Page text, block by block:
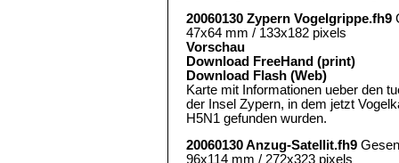
20060130 Zypern Vogelgrippe.fh9
47x64 mm / 133x182 pixels
Vorschau
Download FreeHand (print)
Download Flash (Web)
Karte mit Informationen ueber den
der Insel Zypern, in dem jetzt
H5N1 gefunden wurden.
20060130 Anzug-Satellit.fh9
96x114 mm / 272x323 pixels